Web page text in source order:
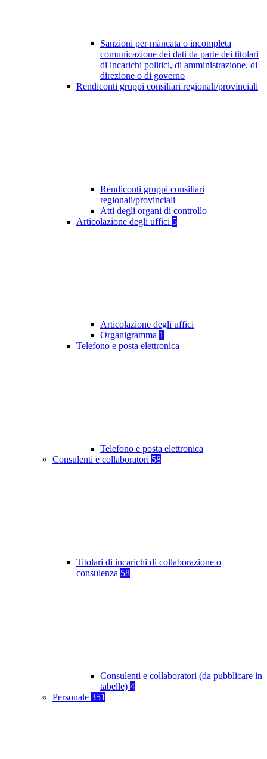
Sanzioni per mancata o incompleta
comunicazione dei dati da parte dei titolari
di incarichi politici, di amministrazione, di
direzione o di governo
Rendiconti gruppi consiliari regionali/provinciali
Rendiconti gruppi consiliari
regionali/provinciali
Atti degli organi di controllo
Articolazione degli uffici 5
Articolazione degli uffici
Organigramma 1
Telefono e posta elettronica
Telefono e posta elettronica
Consulenti e collaboratori 58
Titolari di incarichi di collaborazione o
consulenza 58
Consulenti e collaboratori (da pubblicare in
tabelle) 4
Personale 351